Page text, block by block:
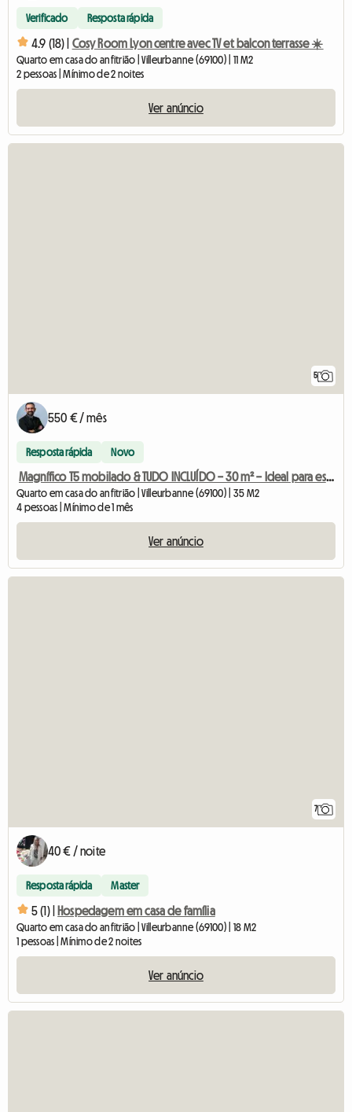
Verificado Resposta rápida
4.9 (18) | Cosy Room Lyon centre avec TV et balcon terrasse ☀️
Quarto em casa do anfitrião | Villeurbanne (69100) | 11 M2
2 pessoas | Mínimo de 2 noites
Ver anúncio
5
550 € / mês
Resposta rápida Novo
Magnífico T5 mobilado & TUDO INCLUÍDO – 30 m² – Ideal para estudante
Quarto em casa do anfitrião | Villeurbanne (69100) | 35 M2
4 pessoas | Mínimo de 1 mês
Ver anúncio
7
40 € / noite
Resposta rápida Master
5 (1) | Hospedagem em casa de família
Quarto em casa do anfitrião | Villeurbanne (69100) | 18 M2
1 pessoas | Mínimo de 2 noites
Ver anúncio